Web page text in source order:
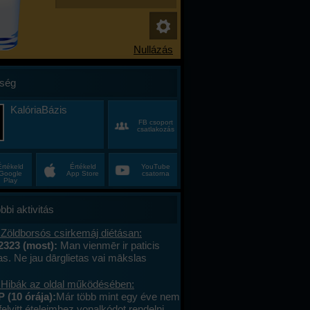
KalóriaBázis
FB csoport
csatlakozás
Play
Értékeld
App Store
YouTube
csatorna
aktivitás
csirkemáj diétásan:
(most): Man vienmēr ir paticis
Ne jau dārglietas vai mākslas
vērtības – stikla pērlītes no vecām
atradu lietotāju tirgū, koku lapas,
starp grāmatu lapām, un dažādas
az oldal működésében:
(10 órája):Már több mint egy éve nem